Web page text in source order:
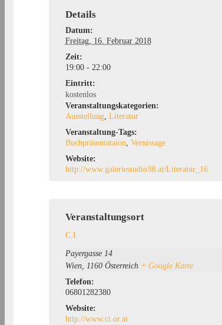
Details
Datum:
Freitag, 16. Februar 2018
Zeit:
19:00 - 22:00
Eintritt:
kostenlos
Veranstaltungskategorien:
Ausstellung, Literatur
Veranstaltung-Tags:
Buchpräsentataion, Vernissage
Website:
http://www.galeriestudio38.at/Literatur_16
Veranstaltungsort
C.I.
Payergasse 14
Wien, 1160 Österreich + Google Karte
Telefon:
06801282380
Website:
http://www.ci.or.at